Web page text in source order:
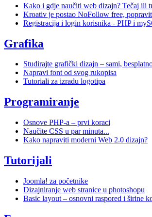
Kako i gdje naučiti web dizajn? Tečaj ili
Kroativ je postao NoFollow free,
Registracija i login korisnika - PHP i
Grafika
Studirajte grafički dizajn – sami,
Napravi font od svog rukopisa
Tutoriali za izradu logotipa
Programiranje
Osnove PHP-a – prvi koraci
Naučite CSS u par minuta...
Kako napraviti moderni Web 2.0 dizajn?
Tutorijali
Joomla! za početnike
Dizajniranje web stranice u photoshopu
Basic layout – osnovni raspored i širine